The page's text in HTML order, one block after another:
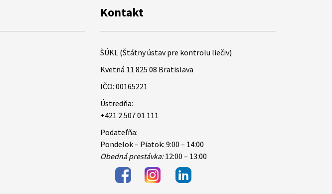
Kontakt
ŠÚKL (Štátny ústav pre kontrolu liečiv)
Kvetná 11 825 08 Bratislava
IČO: 00165221
Ústredňa:
+421 2 507 01 111
Podateľňa:
Pondelok – Piatok: 9:00 – 14:00
Obedná prestávka:12:00 – 13:00